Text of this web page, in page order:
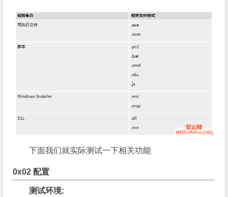
下面我们就实际测试一下相关功能
0x02 配置
测试环境: